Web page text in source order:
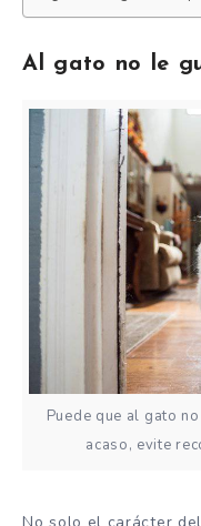
Al gato no le
Puede que al gato
acaso, evite